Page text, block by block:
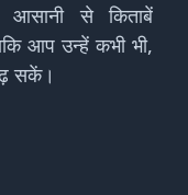
से किताबें
आप उन्हें कभी भी,
सकें।